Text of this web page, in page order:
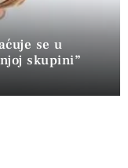
se u
skupini”